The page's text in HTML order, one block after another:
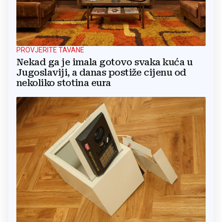
PROVJERITE TAVANE
Nekad ga je imala gotovo svaka kuća u
Jugoslaviji, a danas postiže cijenu od
nekoliko stotina eura